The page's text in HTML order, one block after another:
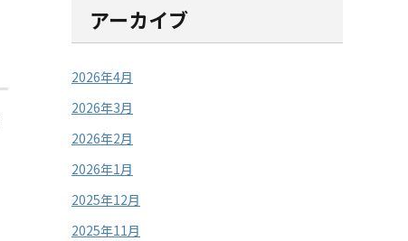
アーカイブ
2026年4月
2026年3月
2026年2月
2026年1月
2025年12月
2025年11月